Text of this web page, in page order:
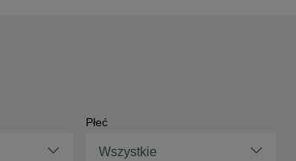
Płeć
Wszystkie